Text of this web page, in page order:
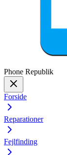
Phone Republik
Forside
Reparationer
Fejlfinding